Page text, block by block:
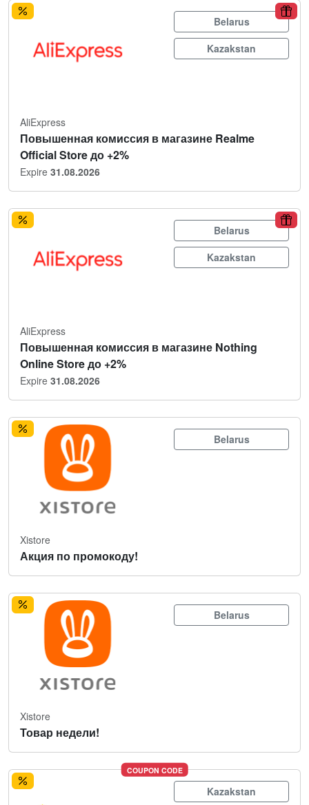
Belarus
Kazakstan
AliExpress
Повышенная комиссия в магазине Realme
Official Store до +2%
Expire 31.08.2026
Belarus
Kazakstan
AliExpress
Повышенная комиссия в магазине Nothing
Online Store до +2%
Expire 31.08.2026
Belarus
Xistore
Акция по промокоду!
Belarus
Xistore
Товар недели!
COUPON CODE
Kazakstan